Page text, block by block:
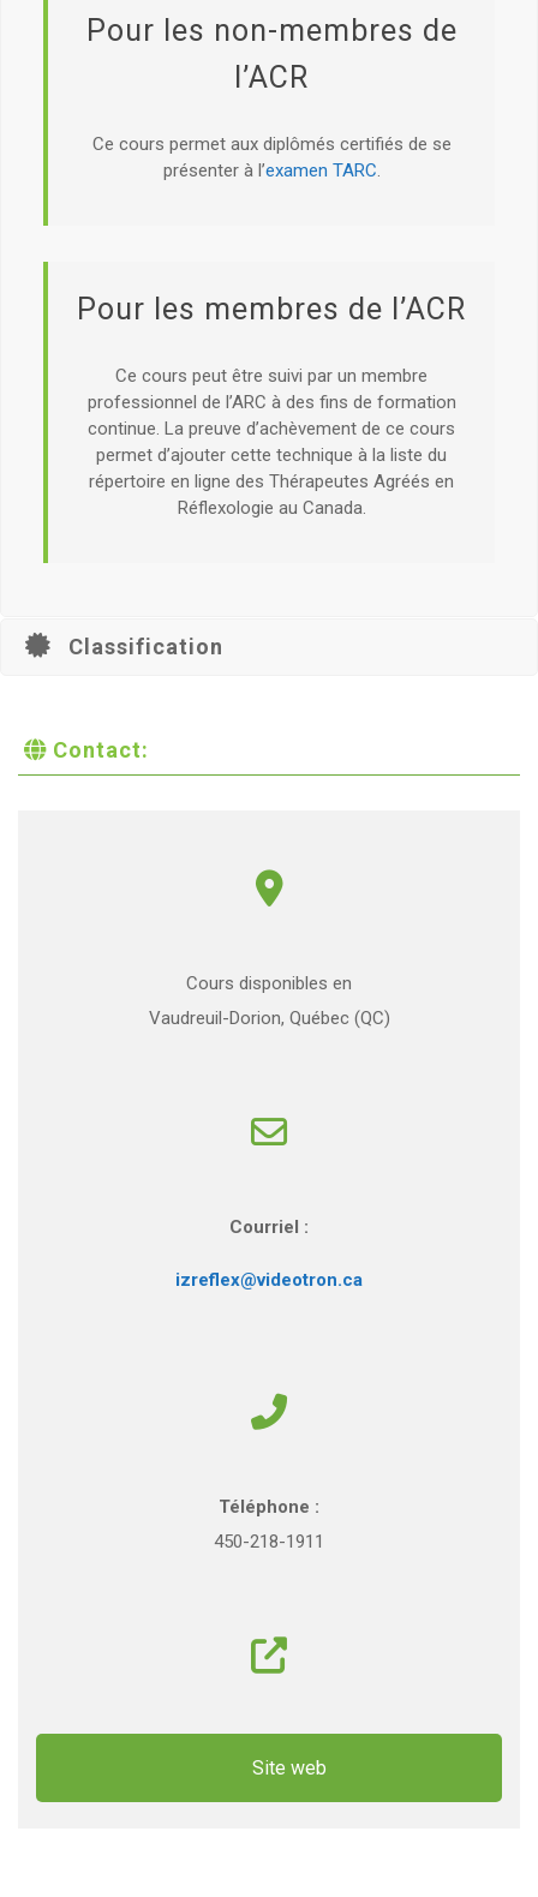
Pour les non-membres de l’ACR
Certification professionnelle et technique de
qualification pourl’examen TARC
Pour les membres de l’ACR
Formation continue et répertoires de références
en ligne.
Vaudreuil-Dorion, Québec (QC)
izreflex@videotron.ca
450-218-1911